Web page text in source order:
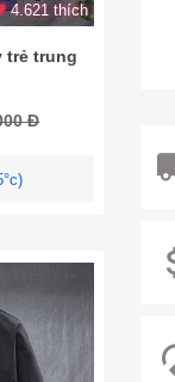
4.621 thích
trẻ trung
Đ